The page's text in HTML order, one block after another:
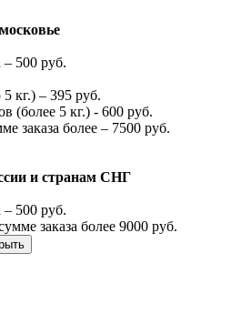
– 500 руб.
5 кг.) – 395 руб.
(более 5 кг.) - 600 руб.
заказа более – 7500 руб.
и странам СНГ
– 500 руб.
заказа более 9000 руб.